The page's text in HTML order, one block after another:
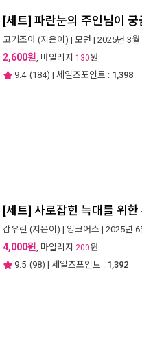
[세트] 파란눈의 주인님이
고기조아 (지은이) | 모던 | 2025년 3월
2,600원, 마일리지 130원
9.4 (184) | 세일즈포인트 : 1,398
[세트] 사로잡힌 늑대를 위
감우린 (지은이) | 잉크어스 | 2025년 6
4,000원, 마일리지 200원
9.5 (98) | 세일즈포인트 : 1,392